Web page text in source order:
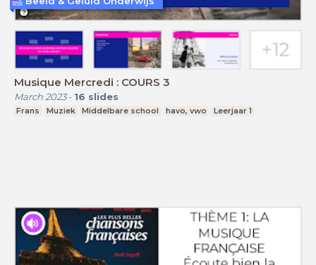
Musique Mercredi : COURS 3
March 2023- 16 slides
Frans Muziek Middelbare school havo, vwo Leerjaar 1